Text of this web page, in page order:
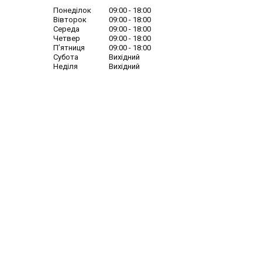
Понеділок 09:00
18:00
Вівторок
09:00
18:00
Середа
09:00
18:00
Четвер
09:00
18:00
Пʼятниця
09:00
18:00
Субота
Вихідний
Неділя
Вихідний